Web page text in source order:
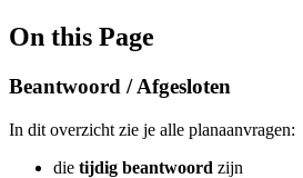
On this Page
Beantwoord / Afgesloten
In dit overzicht zie je alle planaanvragen:
die tijdig beantwoord zijn